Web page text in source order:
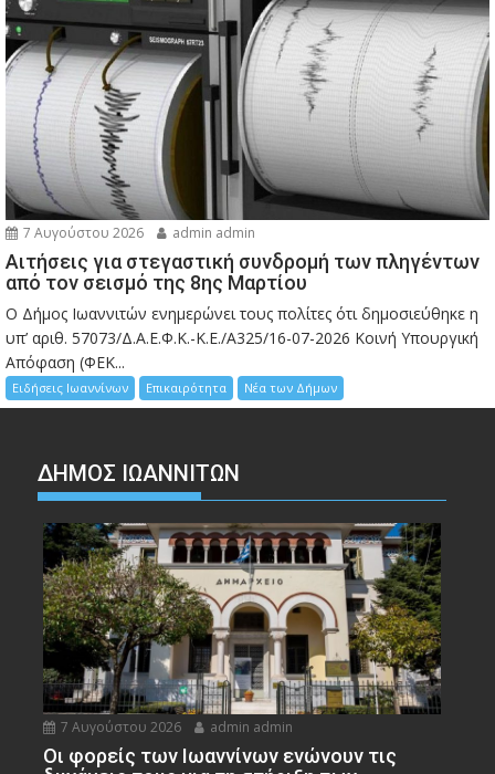
7 Αυγούστου 2026 admin admin
Αιτήσεις για στεγαστική συνδρομή των πληγέντων
από τον σεισμό της 8ης Μαρτίου
Ο Δήμος Ιωαννιτών ενημερώνει τους πολίτες ότι δημοσιεύθηκε η
υπ’ αριθ. 57073/Δ.Α.Ε.Φ.Κ.-Κ.Ε./Α325/16-07-2026 Κοινή Υπουργική
Απόφαση (ΦΕΚ...
Ειδήσεις Ιωαννίνων Επικαιρότητα Νέα των Δήμων
ΔΗΜΟΣ ΙΩΑΝΝΙΤΩΝ
7 Αυγούστου 2026 admin admin
Οι φορείς των Ιωαννίνων ενώνουν τις